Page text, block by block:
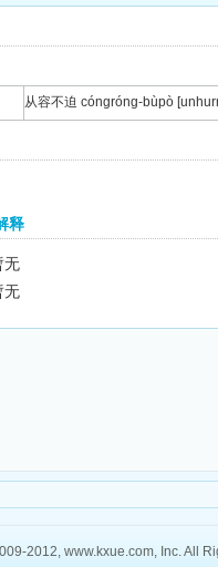
从容不迫 cóngróng-bùpò
释
无
无
2012, www.kxue.com, Inc. All